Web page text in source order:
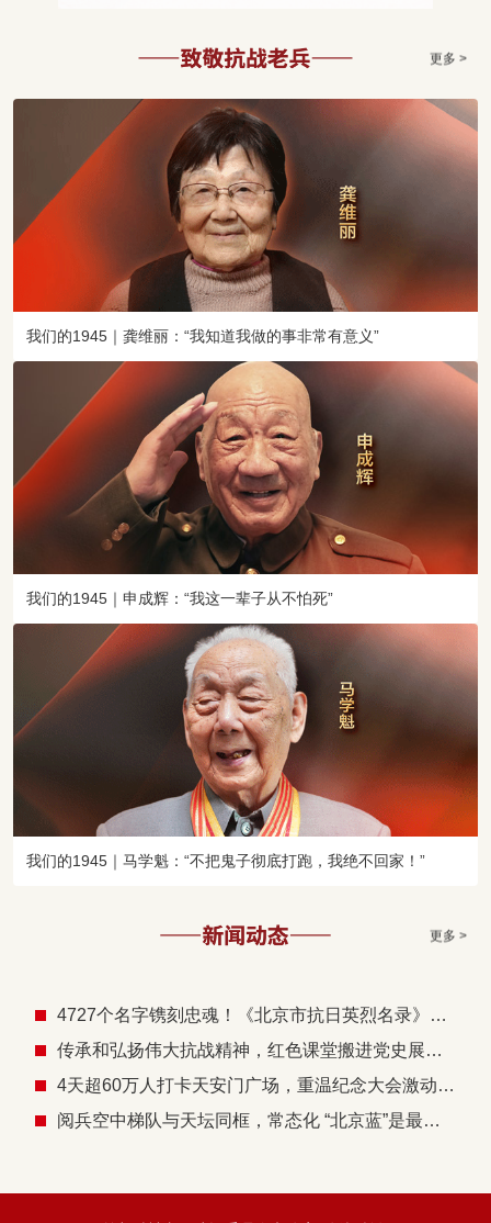
李学忠(1910—1936)东北抗日联军第2军政治部主任
赵一曼(1905—1936 女)东北人民革命军第3军1师2团政治委员
夏云杰(1903—1936)东北抗日联军第6军军长
王仁斋(1906—1937)东北抗日联军第1军3师师长
邓玉琢(1903—1937)国民革命军陆军第67军107师参谋长
乐以琴(1914—1937)空军第4航空大队22中队分队长
朱 赤(1900—1937)国民革命军陆军第9集团军88师262旅旅长
佟麟阁(1892—1937)国民革命军陆军第29军副军长
吴克仁(1894—1937)国民革命军陆军第67军军长
吴继光(1903—1937)国民革命军陆军第74军58师174旅旅长
张中华(1912—1937)东北抗日联军第5军政治部主任
张甲洲(1907—1937)中国工农红军第36军江北独立师师长
张诚德(1880—1937)国民革命军陆军骑兵第2军3师师长
李兰池(1898—1937)国民革命军陆军第57军112师副师长
李伯蛟(1897—1937)国民革命军陆军第28军63师187旅旅长
陈荣久(1904—1937)东北抗日联军第7军军长兼第1师师长
官惠民(1901—1937)国民革命军陆军第4军90师270旅旅长
易安华(1900—1937)国民革命军陆军第9集团军87师259旅旅长
罗策群(1893—1937)国民革命军陆军第66军159师副师长
郑廷珍(1893—1937)国民革命军陆军第9军独立5旅旅长
姚子青(1909—1937)国民革命军陆军第18军98师292旅583团3营
营长
姚中英(1896—1937)国民革命军陆军第83军156师参谋长
姜玉贞(1894—1937)国民革命军陆军第34军65师196旅旅长
赵崇德(1910—1937)八路军第129师358旅769团3营营长
赵登禹(1898—1937)国民革命军陆军第29军132师师长
郝梦龄(1898—1937)国民革命军陆军第9军军长
秦 霖(1900—1937)国民革命军陆军第7军171师511旅旅长
高致嵩(1899—1937)国民革命军陆军第9集团军88师264旅旅长
萧山令(1892—1937)国民革命军陆军南京卫戍军宪兵副司令
阎海文(1916—1937)空军第5航空大队飞行员
黄梅兴(1897—1937)国民革命军陆军第9集团军88师264旅旅长
更多 >
我们的1945｜龚维丽：“我知道我做的事非常有意义”
我们的1945｜申成辉：“我这一辈子从不怕死”
我们的1945｜马学魁：“不把鬼子彻底打跑，我绝不回家！”
更多 >
4727个名字镌刻忠魂！《北京市抗日英烈名录》编纂完成
传承和弘扬伟大抗战精神，红色课堂搬进党史展览馆
4天超60万人打卡天安门广场，重温纪念大会激动人心的时刻
阅兵空中梯队与天坛同框，常态化 “北京蓝”是最美背景